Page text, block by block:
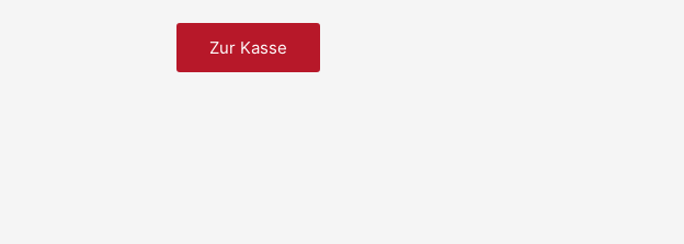
Zur Kasse